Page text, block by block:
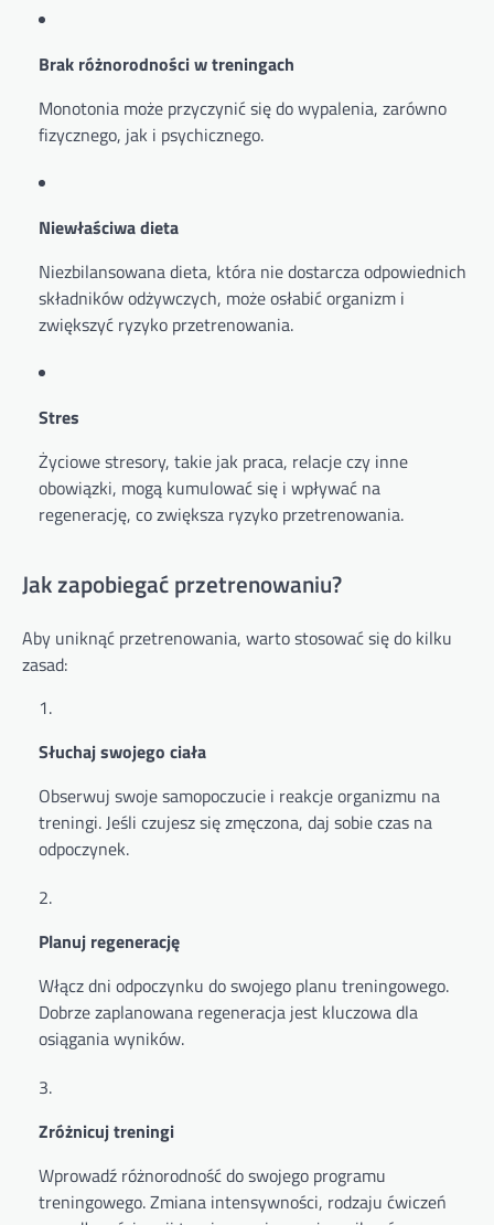
Brak różnorodności w treningach
Monotonia może przyczynić się do wypalenia, zarówno
fizycznego, jak i psychicznego.
Niewłaściwa dieta
Niezbilansowana dieta, która nie dostarcza odpowiednich
składników odżywczych, może osłabić organizm i
zwiększyć ryzyko przetrenowania.
Stres
Życiowe stresory, takie jak praca, relacje czy inne
obowiązki, mogą kumulować się i wpływać na
regenerację, co zwiększa ryzyko przetrenowania.
Jak zapobiegać przetrenowaniu?
Aby uniknąć przetrenowania, warto stosować się do kilku
zasad:
Słuchaj swojego ciała
Obserwuj swoje samopoczucie i reakcje organizmu na
treningi. Jeśli czujesz się zmęczona, daj sobie czas na
odpoczynek.
Planuj regenerację
Włącz dni odpoczynku do swojego planu treningowego.
Dobrze zaplanowana regeneracja jest kluczowa dla
osiągania wyników.
Zróżnicuj treningi
Wprowadź różnorodność do swojego programu
treningowego. Zmiana intensywności, rodzaju ćwiczeń